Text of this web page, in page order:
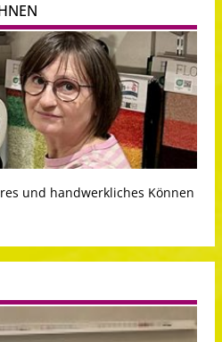
und handwerkliches Können